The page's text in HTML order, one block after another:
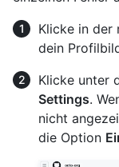
Klicke in der
dein
Klicke unter
Settings.
nicht
die Option